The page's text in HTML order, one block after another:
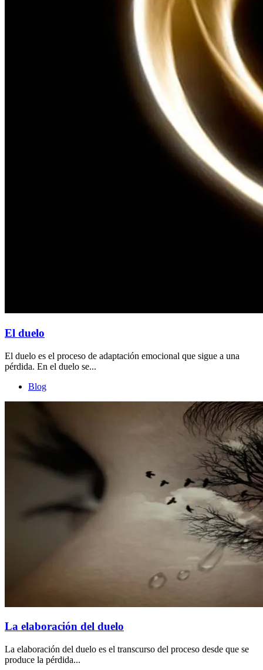
El duelo
El duelo es el proceso de adaptación emocional que sigue a una
pérdida. En el duelo se...
Blog
La elaboración del duelo
La elaboración del duelo es el transcurso del proceso desde que se
produce la pérdida...